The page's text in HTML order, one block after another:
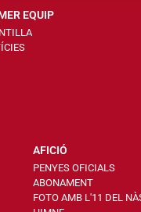
EQUIP
AFICIÓ
PENYES OFICIALS
ABONAMENT
FOTO AMB L'11 DEL